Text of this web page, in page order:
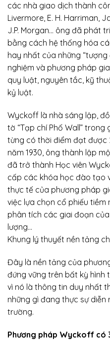
các nhà giao dịch thành
Livermore, E. H. Harriman,
J.P. Morgan… ông đã phát
bằng cách hệ thống hóa
hay nhất của những “tượng
nghiệm và phương pháp
quy luật, nguyên tắc, kỹ
kỷ luật.
Wyckoff là nhà sáng lập,
tờ “Tạp chí Phố Wall”
từng có thời điểm đạt được
năm 1930, ông thành lập
đã trở thành Học viên
cấp các khóa học đào tạo
thực tế của phương pháp
việc lựa chọn cổ phiếu
phân tích các giai đoạn
lượng…
Khung lý thuyết nền tảng
Đây là nền tảng của
đứng vững trên bất kỳ hình
vì nó là thông tin duy nhất
những gì đang thực sự
trường.
Phương pháp Wyckoff có